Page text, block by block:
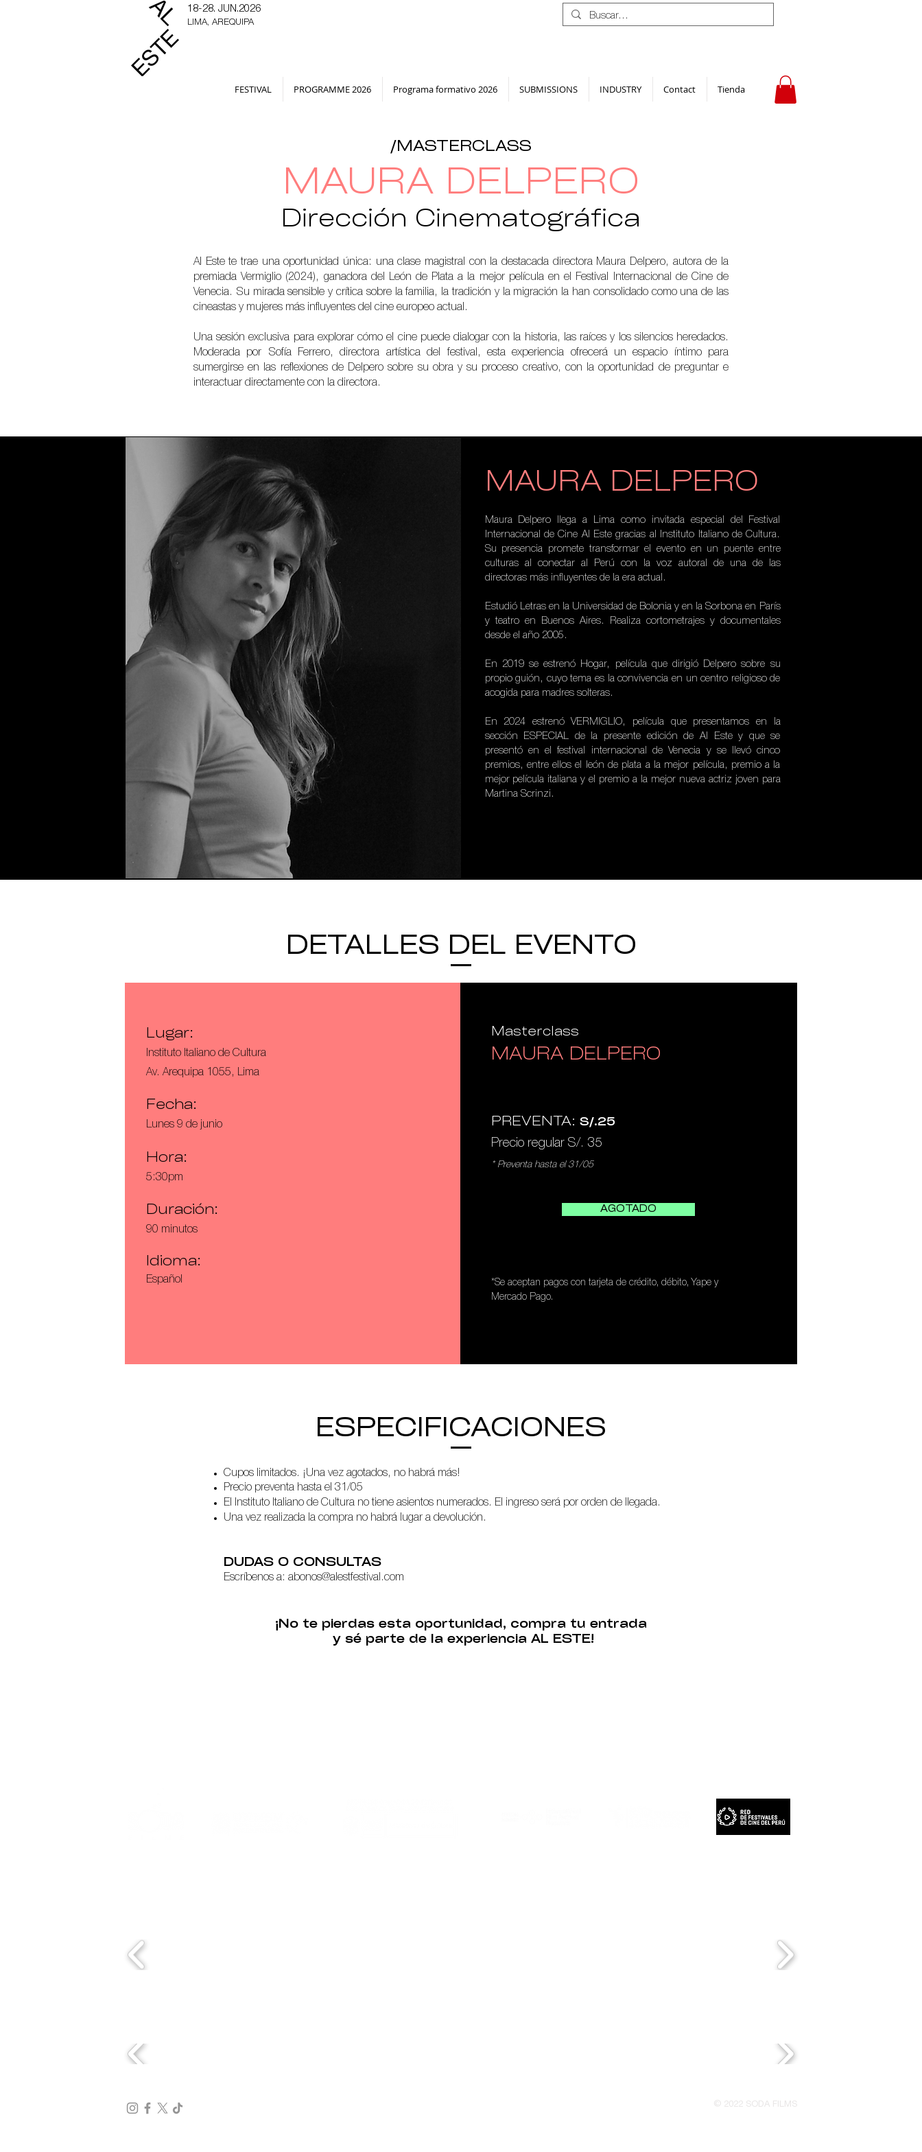
18-28. JUN.2026
LIMA, AREQUIPA
FESTIVAL PROGRAMME 2026 Programa formativo 2026 SUBMISSIONS INDUSTRY Contact Tienda
/MASTERCLASS
MAURA DELPERO
Dirección Cinematográfica
Al Este te trae una oportunidad única: una clase magistral con la destacada directora Maura Delpero, autora de la
premiada Vermiglio (2024), ganadora del León de Plata a la mejor película en el Festival Internacional de Cine de
Venecia. Su mirada sensible y crítica sobre la familia, la tradición y la migración la han consolidado como una de las
cineastas y mujeres más influyentes del cine europeo actual.
Una sesión exclusiva para explorar cómo el cine puede dialogar con la historia, las raíces y los silencios heredados.
Moderada por Sofía Ferrero, directora artística del festival, esta experiencia ofrecerá un espacio íntimo para
sumergirse en las reflexiones de Delpero sobre su obra y su proceso creativo, con la oportunidad de preguntar e
interactuar directamente con la directora.
MAURA DELPERO
Maura Delpero llega a Lima como invitada especial del Festival
Internacional de Cine Al Este gracias al Instituto Italiano de Cultura.
Su presencia promete transformar el evento en un puente entre
culturas al conectar al Perú con la voz autoral de una de las
directoras más influyentes de la era actual.
Estudió Letras en la Universidad de Bolonia y en la Sorbona en París
y teatro en Buenos Aires. Realiza cortometrajes y documentales
desde el año 2005.
En 2019 se estrenó Hogar, película que dirigió Delpero sobre su
propio guión, cuyo tema es la convivencia en un centro religioso de
acogida para madres solteras.
En 2024 estrenó VERMIGLIO, película que presentamos en la
sección ESPECIAL de la presente edición de Al Este y que se
presentó en el festival internacional de Venecia y se llevó cinco
premios, entre ellos el león de plata a la mejor película, premio a la
mejor película italiana y el premio a la mejor nueva actriz joven para
Martina Scrinzi.
DETALLES DEL EVENTO
Lugar:
Instituto Italiano de Cultura
Av. Arequipa 1055, Lima
Fecha:
Lunes 9 de junio
Hora:
5:30pm
Duración:
90 minutos
Idioma:
Español
Masterclass
MAURA DELPERO
S/.25
PREVENTA:
Precio regular S/. 35
* Preventa hasta el 31/05
AGOTADO
*Se aceptan pagos con tarjeta de crédito, débito, Yape y
Mercado Pago.
ESPECIFICACIONES
Cupos limitados. ¡Una vez agotados, no habrá más!
Precio preventa hasta el 31/05
El Instituto Italiano de Cultura no tiene asientos numerados. El ingreso será por orden de llegada.
Una vez realizada la compra no habrá lugar a devolución.
DUDAS O CONSULTAS
Escríbenos a: abonos@alestfestival.com
¡No te pierdas esta oportunidad, compra tu entrada
y sé parte de la experiencia AL ESTE!
© 2022 SODA FILMS